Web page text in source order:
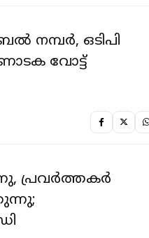
നമ്പർ, ഒടിപി
വോട്ട്
പ്രവർത്തകർ